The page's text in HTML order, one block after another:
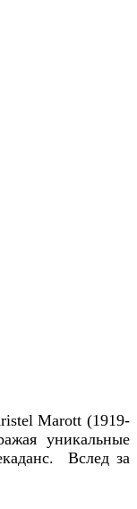
Marott (1919-
уникальные
Вслед за